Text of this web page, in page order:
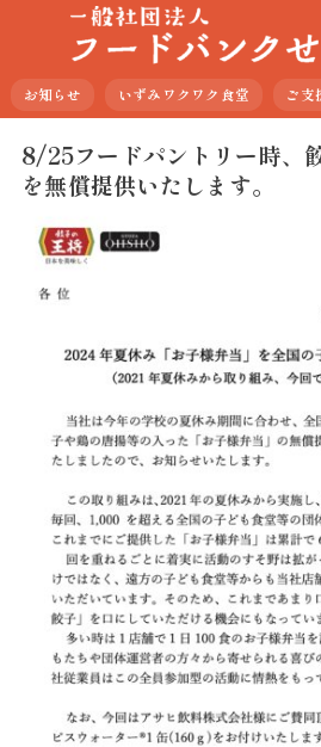
お知らせ いずみワクワク食堂 ご支
8/25フードパントリー時、
を無償提供いたします。